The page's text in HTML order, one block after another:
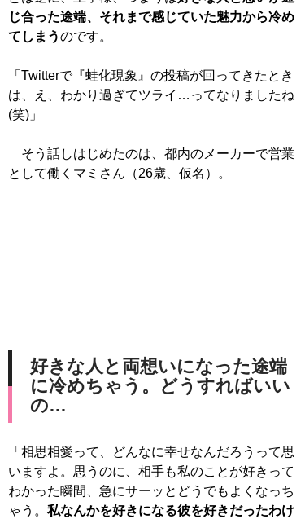
じ合った途端、それまで感じていた魅力から冷め
てしまうのです。
「Twitterで『蛙化現象』の投稿が回ってきたとき
は、え、わかり過ぎてツライ…ってなりましたね
(笑)」
そう話しはじめたのは、都内のメーカーで営業
として働くマミさん（26歳、仮名）。
好きな人と両想いになった途端
に冷めちゃう。どうすればいい
の…
「相思相愛って、どんなに幸せなんだろうって思
いますよ。思うのに、相手も私のことが好きって
わかった瞬間、急にサーッとどうでもよくなっち
ゃう。 私なんかを好きになる彼を好きだったわけ